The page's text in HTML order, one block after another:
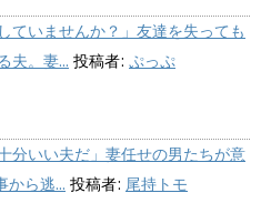
ていませんか？」友達を失っても
夫。妻... 投稿者: ぷっぷ
分いい夫だ」妻任せの男たちが意
から逃... 投稿者: 尾持トモ